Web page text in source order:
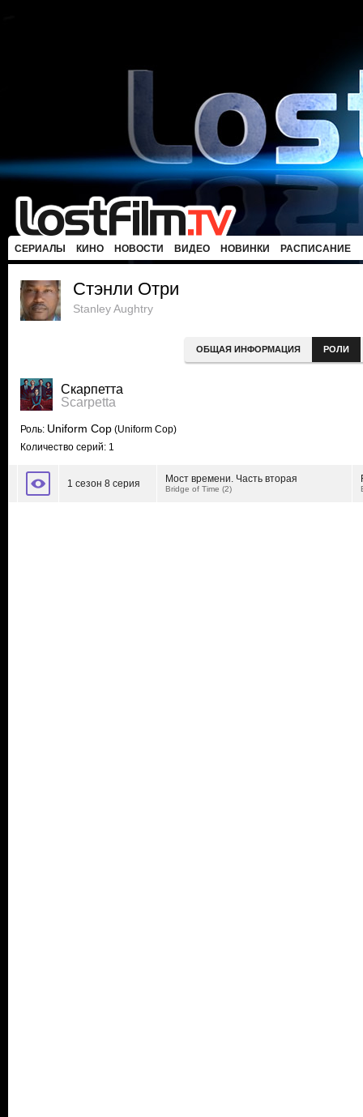
СЕРИАЛЫ КИНО НОВОСТИ ВИДЕО НОВИНКИ РАСПИСАНИЕ
Стэнли Отри
Stanley Aughtry
ОБЩАЯ ИНФОРМАЦИЯ РОЛИ
Скарпетта
Scarpetta
Роль: Uniform Cop (Uniform Cop)
Количество серий: 1
1 сезон 8 серия Мост времени. Часть вторая
Bridge of Time (2)